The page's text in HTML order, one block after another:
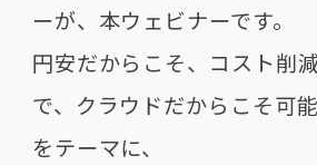
ーが、本ウェビナーです。
円安だからこそ、コスト削
で、クラウドだからこそ可
をテーマに、